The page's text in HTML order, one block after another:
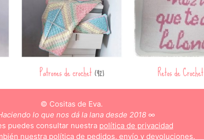
Patrones de crochet(42) Retos de Crochet
© Cositas de Eva.
lo que nos dá la lana desde 2018∞
puedes consultar nuestra política de privacidad
nuestra política de pedidos, envío y devoluciones.